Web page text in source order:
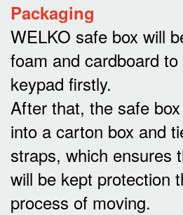
Packaging
WELKO safe box will
foam and cardboard
keypad firstly.
After that, the safe
into a carton box and
straps, which ensures
will be kept protection
process of moving.